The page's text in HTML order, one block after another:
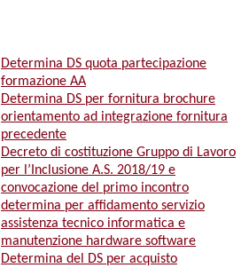
Determina DS quota partecipazione
formazione AA
Determina DS per fornitura brochure
orientamento ad integrazione fornitura
precedente
Decreto di costituzione Gruppo di Lavoro
per l’Inclusione A.S. 2018/19 e
convocazione del primo incontro
determina per affidamento servizio
assistenza tecnico informatica e
manutenzione hardware software
Determina del DS per acquisto